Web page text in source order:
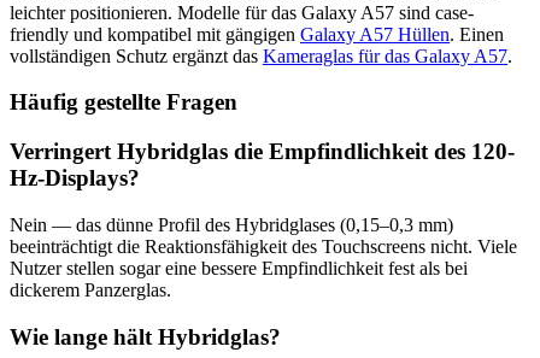
leichter positionieren. Modelle für das Galaxy A57 sind case-
friendly und kompatibel mit gängigen Galaxy A57 Hüllen. Einen
vollständigen Schutz ergänzt das Kameraglas für das Galaxy A57.
Häufig gestellte Fragen
Verringert Hybridglas die Empfindlichkeit des 120-
Hz-Displays?
Nein — das dünne Profil des Hybridglases (0,15–0,3 mm)
beeinträchtigt die Reaktionsfähigkeit des Touchscreens nicht. Viele
Nutzer stellen sogar eine bessere Empfindlichkeit fest als bei
dickerem Panzerglas.
Wie lange hält Hybridglas?